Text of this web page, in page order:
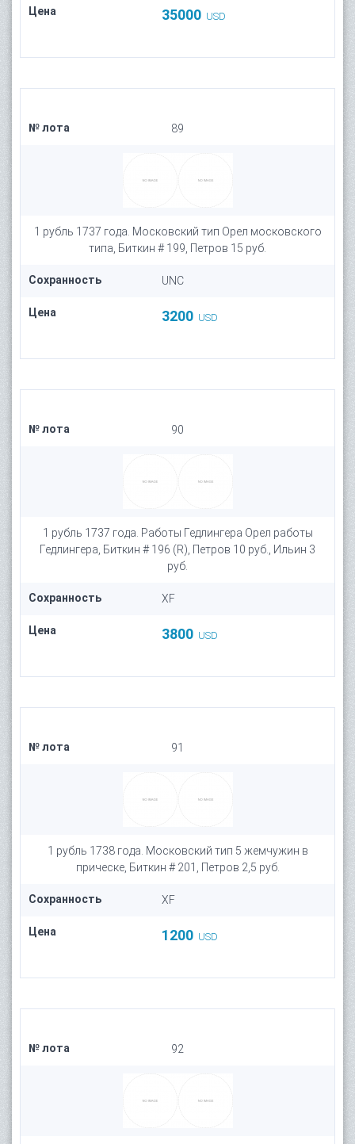
Цена 35000 USD
№ лота 89
1 рубль 1737 года. Московский тип Орел московского
типа, Биткин # 199, Петров 15 руб.
Сохранность UNC
Цена 3200 USD
№ лота 90
1 рубль 1737 года. Работы Гедлингера Орел работы
Гедлингера, Биткин # 196 (R), Петров 10 руб., Ильин 3
руб.
Сохранность XF
Цена 3800 USD
№ лота 91
1 рубль 1738 года. Московский тип 5 жемчужин в
прическе, Биткин # 201, Петров 2,5 руб.
Сохранность XF
Цена 1200 USD
№ лота 92